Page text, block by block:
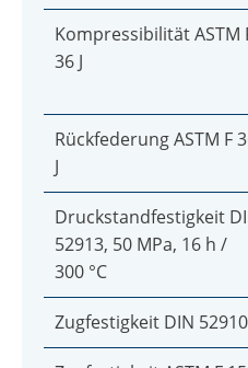
Kompressibilität ASTM
36 J
Rückfederung ASTM F
J
Druckstandfestigkeit
52913, 50 MPa, 16 h /
300 °C
Zugfestigkeit DIN 52910